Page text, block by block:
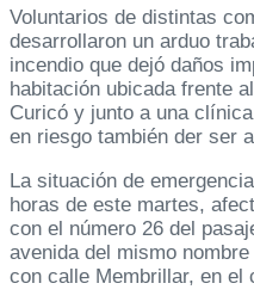
Voluntarios de distintas
desarrollaron un arduo
incendio que dejó daños
habitación ubicada frente
Curicó y junto a una
en riesgo también der ser
La situación de
horas de este martes,
con el número 26 del
avenida del mismo
con calle Membrillar, en el